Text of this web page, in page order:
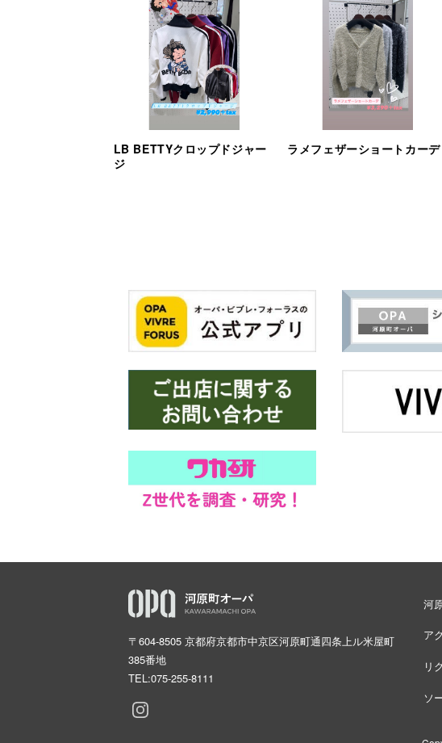
LB BETTYクロップドジャー
ジ
ラメフェザーショートカーデ
〒604-8505 京都府京都市中京区河原町通四条上ル米屋町
385番地
TEL:075-255-8111
河
ア
リ
ソ